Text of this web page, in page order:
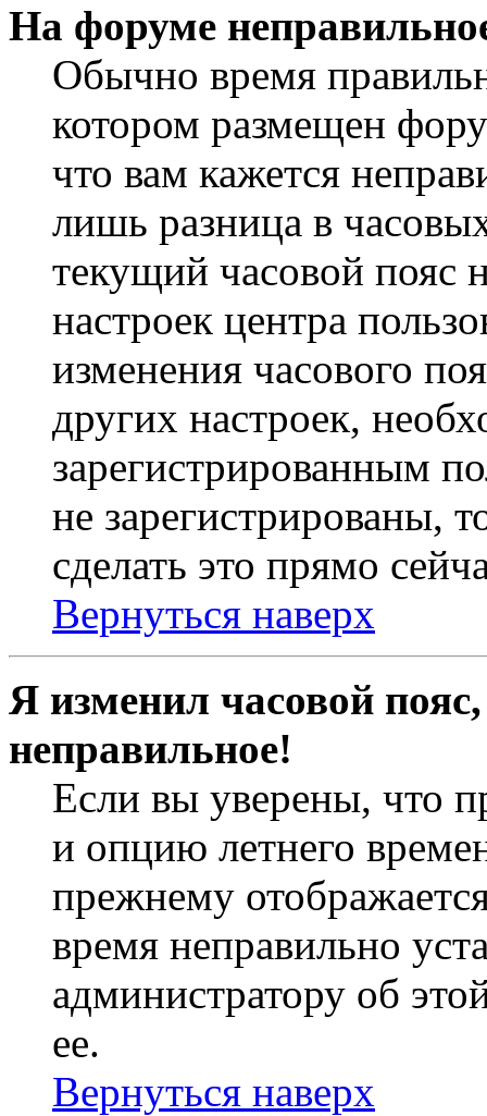
На форуме
Обычно время
котором размещен
что вам кажется
лишь разница в
текущий часовой пояс
настроек центра
изменения часового
других настроек,
зарегистрированным
не зарегистрированы,
сделать это прямо
Вернуться наверх
Я изменил часовой
неправильное!
Если вы уверены, что
и опцию летнего
прежнему
время неправильно
администратору об
ее.
Вернуться наверх